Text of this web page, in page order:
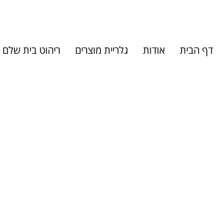
דף הבית אודות גלריית מוצרים ריהוט בית שלם